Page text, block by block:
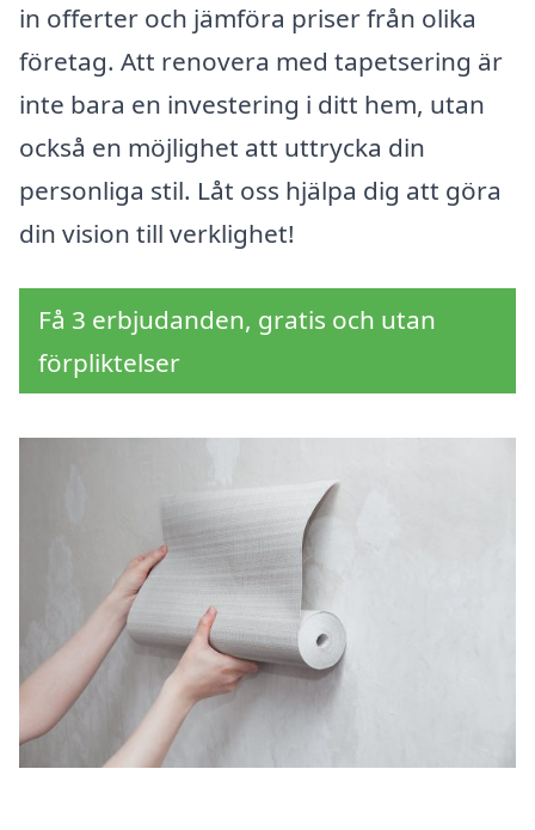
in offerter och jämföra priser från olika
företag. Att renovera med tapetsering är
inte bara en investering i ditt hem, utan
också en möjlighet att uttrycka din
personliga stil. Låt oss hjälpa dig att göra
din vision till verklighet!
Få 3 erbjudanden, gratis och utan
förpliktelser